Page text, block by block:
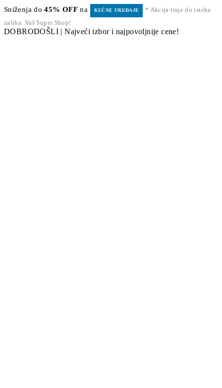
Sniženja do45% OFF na KUĆNE UREĐAJE
* Akcija traje do isteka
zaliha. Vaš Super Shop!
DOBRODOŠLI | Najveći izbor i najpovoljnije cene!